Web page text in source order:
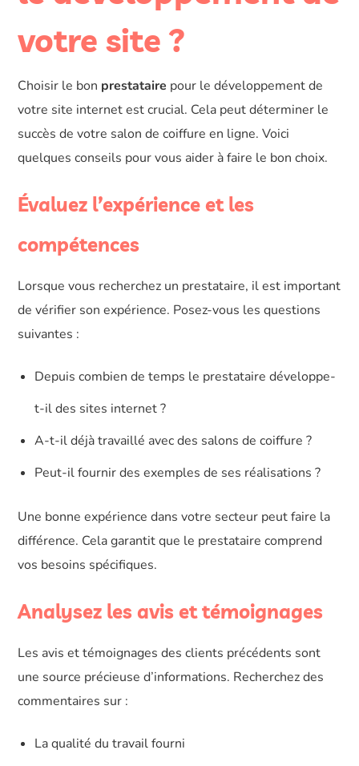
votre site ?
Choisir le bon prestataire pour le développement de
votre site internet est crucial. Cela peut déterminer le
succès de votre salon de coiffure en ligne. Voici
quelques conseils pour vous aider à faire le bon choix.
Évaluez l’expérience et les
compétences
Lorsque vous recherchez un prestataire, il est important
de vérifier son expérience. Posez-vous les questions
suivantes :
Depuis combien de temps le prestataire développe-
t-il des sites internet ?
A-t-il déjà travaillé avec des salons de coiffure ?
Peut-il fournir des exemples de ses réalisations ?
Une bonne expérience dans votre secteur peut faire la
différence. Cela garantit que le prestataire comprend
vos besoins spécifiques.
Analysez les avis et témoignages
Les avis et témoignages des clients précédents sont
une source précieuse d’informations. Recherchez des
commentaires sur :
La qualité du travail fourni